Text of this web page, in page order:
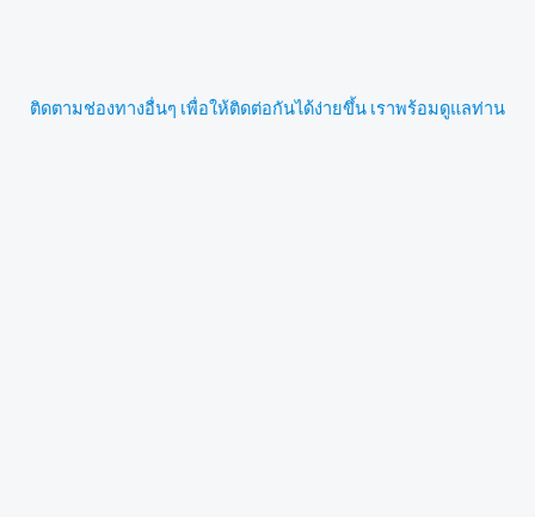
ติดตามช่องทางอื่นๆ เพื่อให้ติดต่อกันได้ง่ายขึ้น เราพร้อมดูแลท่าน